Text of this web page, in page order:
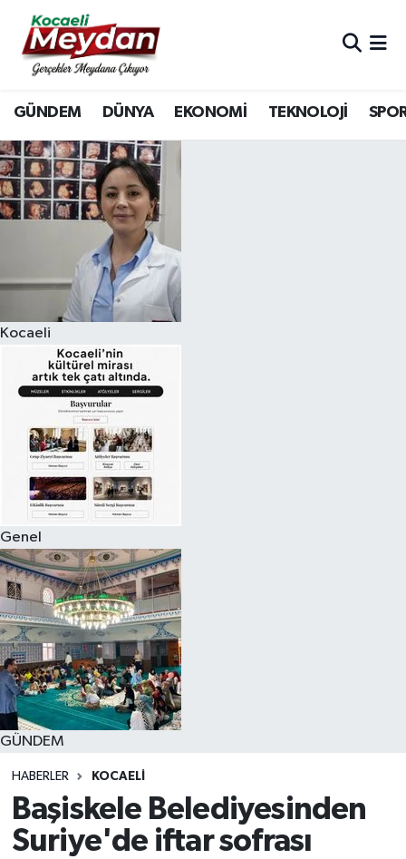
GÜNDEM DÜNYA EKONOMİ TEKNOLOJİ
Kocaeli
Genel
GÜNDEM
HABERLER KOCAELI
Başiskele Belediyesinden
Suriye'de iftar sofrası
Nöbetçi Eczaneler
Hava Durumu
Trafik Durumu
Süper Lig Puan Durumu ve Fikstür
Tüm Manşetler
Son Dakika Haberleri
Haber Arşivi